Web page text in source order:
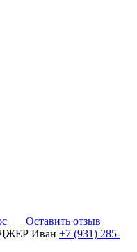
Оставить отзыв
Иван +7 (931) 285-